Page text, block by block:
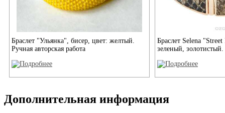
Браслет "Ульянка", бисер, цвет: желтый.
Ручная авторская работа
Браслет Selena
зеленый,
Дополнительная информация